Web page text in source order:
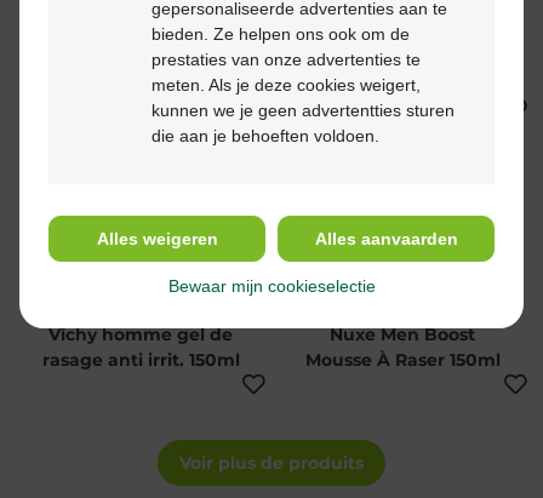
27,09 €
Vitry classic ciseaux
moustache inox 1033
16,90 €
Avene men gel rasage
150ml nf
16,95 €
Vichy homme gel de
rasage anti irrit. 150ml
15,90 €
Nuxe Men Boost
Mousse À Raser 150ml
Voir plus de produits
gepersonaliseerde advertenties aan te
bieden. Ze helpen ons ook om de
prestaties van onze advertenties te
meten. Als je deze cookies weigert,
kunnen we je geen advertentties sturen
die aan je behoeften voldoen.
Alles weigeren Alles aanvaarden
Bewaar mijn cookieselectie